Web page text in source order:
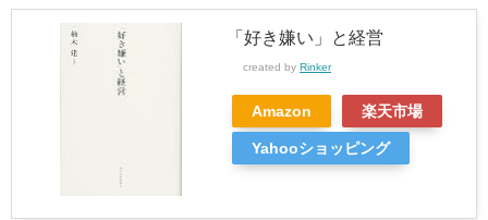
「好き嫌い」と経営
created by Rinker
Amazon 楽天市場
Yahooショッピング